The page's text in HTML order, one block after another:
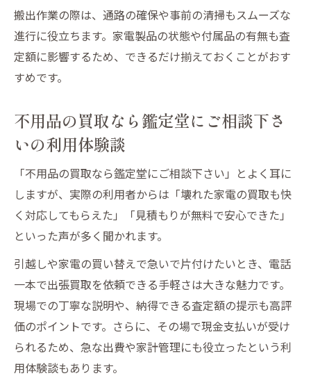
搬出作業の際は、通路の確保や事前の清掃もスムーズな
進行に役立ちます。家電製品の状態や付属品の有無も査
定額に影響するため、できるだけ揃えておくことがおす
すめです。
不用品の買取なら鑑定堂にご相談下さ
いの利用体験談
「不用品の買取なら鑑定堂にご相談下さい」とよく耳に
しますが、実際の利用者からは「壊れた家電の買取も快
く対応してもらえた」「見積もりが無料で安心できた」
といった声が多く聞かれます。
引越しや家電の買い替えで急いで片付けたいとき、電話
一本で出張買取を依頼できる手軽さは大きな魅力です。
現場での丁寧な説明や、納得できる査定額の提示も高評
価のポイントです。さらに、その場で現金支払いが受け
られるため、急な出費や家計管理にも役立ったという利
用体験談もあります。